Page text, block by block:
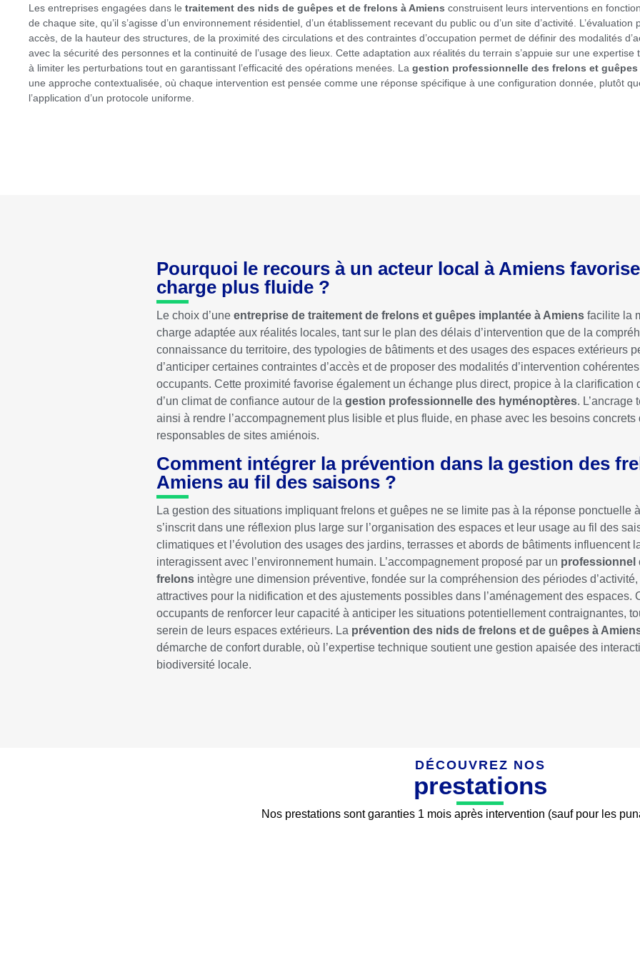
Les entreprises engagées dans le traitement des nids de guêpes et de frelons à Amiens construisent leurs interventions en
de chaque site, qu’il s’agisse d’un environnement résidentiel, d’un établissement recevant du public ou d’un site d’activité. L’évaluation
accès, de la hauteur des structures, de la proximité des circulations et des contraintes d’occupation permet de définir des modalités
avec la sécurité des personnes et la continuité de l’usage des lieux. Cette adaptation aux réalités du terrain s’appuie sur une expertise
à limiter les perturbations tout en garantissant l’efficacité des opérations menées. La gestion professionnelle des frelons et guêpes
une approche contextualisée, où chaque intervention est pensée comme une réponse spécifique à une configuration donnée, plutôt
l’application d’un protocole uniforme.
Pourquoi le recours à un acteur local à Amiens
charge plus fluide ?
Le choix d’une entreprise de traitement de frelons et guêpes implantée à Amiensfacilite la
charge adaptée aux réalités locales, tant sur le plan des délais d’intervention que de la
connaissance du territoire, des typologies de bâtiments et des usages des espaces extérieurs
d’anticiper certaines contraintes d’accès et de proposer des modalités d’intervention
occupants. Cette proximité favorise également un échange plus direct, propice à la clarification
d’un climat de confiance autour de la gestion professionnelle des hyménoptères. L’ancrage
ainsi à rendre l’accompagnement plus lisible et plus fluide, en phase avec les besoins concrets
responsables de sites amiénois.
Comment intégrer la prévention dans la gestion des
Amiens au fil des saisons ?
La gestion des situations impliquant frelons et guêpes ne se limite pas à la réponse ponctuelle
s’inscrit dans une réflexion plus large sur l’organisation des espaces et leur usage au fil des
climatiques et l’évolution des usages des jardins, terrasses et abords de bâtiments influencent
interagissent avec l’environnement humain. L’accompagnement proposé par un professionnel
frelonsintègre une dimension préventive, fondée sur la compréhension des périodes
attractives pour la nidification et des ajustements possibles dans l’aménagement des espaces.
occupants de renforcer leur capacité à anticiper les situations potentiellement contraignantes,
serein de leurs espaces extérieurs. La prévention des nids de frelons et de guêpes à
démarche de confort durable, où l’expertise technique soutient une gestion apaisée des
biodiversité locale.
DÉCOUVREZ NOS
prestations
Nos prestations sont garanties 1 mois après intervention (sauf pour les